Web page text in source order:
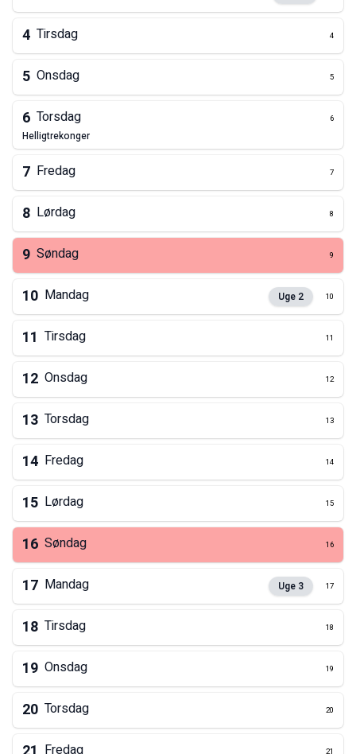
4 Tirsdag 4
5 Onsdag 5
6 Torsdag 6
helligtrekonger
7 Fredag 7
8 Lørdag 8
9 Søndag 9
10 Mandag Uge 2 10
11 Tirsdag 11
12 Onsdag 12
13 Torsdag 13
14 Fredag 14
15 Lørdag 15
16 Søndag 16
17 Mandag Uge 3 17
18 Tirsdag 18
19 Onsdag 19
20 Torsdag 20